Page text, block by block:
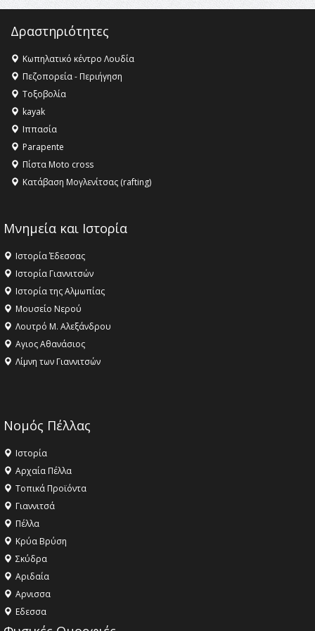
Δραστηριότητες
Κωπηλατικό κέντρο Λουδία
Πεζοπορεία - Περιήγηση
Τοξοβολία
kayak
Ιππασία
Parapente
Πίστα Moto cross
Κατάβαση Μογλενίτσας (rafting)
Μνημεία και Ιστορία
Ιστορία Έδεσσας
Ιστορία Γιαννιτσών
Ιστορία της Αλμωπίας
Μουσείο Νερού
Λουτρό Μ. Αλεξάνδρου
Αγιος Αθανάσιος
Λίμνη των Γιαννιτσών
Νομός Πέλλας
Ιστορία
Αρχαία Πέλλα
Τοπικά Προϊόντα
Γιαννιτσά
Πέλλα
Κρύα Βρύση
Σκύδρα
Αριδαία
Aρνισσα
Eδεσσα